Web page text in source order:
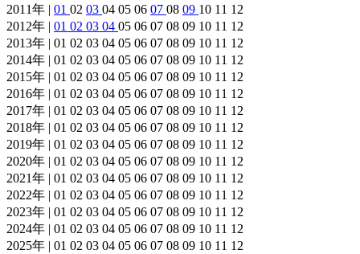
2011年 | 01 02 03 04 05 06 07 08 09 10 11 12
2012年 | 01 02 03 04 05 06 07 08 09 10 11 12
2013年 | 01 02 03 04 05 06 07 08 09 10 11 12
2014年 | 01 02 03 04 05 06 07 08 09 10 11 12
2015年 | 01 02 03 04 05 06 07 08 09 10 11 12
2016年 | 01 02 03 04 05 06 07 08 09 10 11 12
2017年 | 01 02 03 04 05 06 07 08 09 10 11 12
2018年 | 01 02 03 04 05 06 07 08 09 10 11 12
2019年 | 01 02 03 04 05 06 07 08 09 10 11 12
2020年 | 01 02 03 04 05 06 07 08 09 10 11 12
2021年 | 01 02 03 04 05 06 07 08 09 10 11 12
2022年 | 01 02 03 04 05 06 07 08 09 10 11 12
2023年 | 01 02 03 04 05 06 07 08 09 10 11 12
2024年 | 01 02 03 04 05 06 07 08 09 10 11 12
2025年 | 01 02 03 04 05 06 07 08 09 10 11 12